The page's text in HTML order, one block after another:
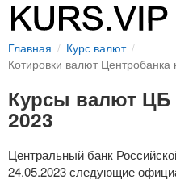
Главная
Курс валют
Котировки валют
Курсы валют
2023
Центральный банк
24.05.2023 следующие